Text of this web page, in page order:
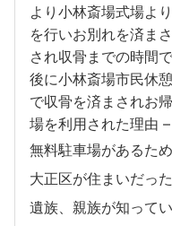
より小林斎場式場よ
を行いお別れを済ま
され収骨までの時間
後に小林斎場市民休
で収骨を済まされお
場を利用された理由 –
無料駐車場があるため
大正区が住まいだっ
遺族、親族が知って